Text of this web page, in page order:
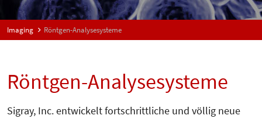
Imaging Röntgen-Analysesysteme
Röntgen-Analysesysteme
Sigray, Inc. entwickelt fortschrittliche und völlig neue